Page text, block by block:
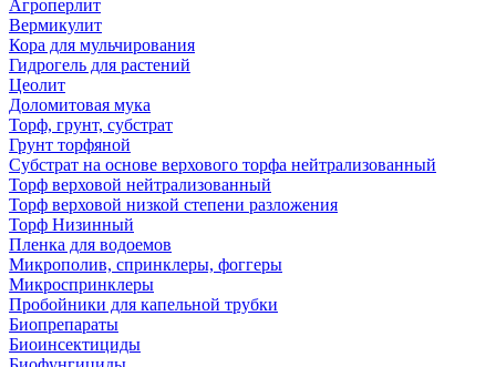
Агроперлит
Вермикулит
Кора для мульчирования
Гидрогель для растений
Цеолит
Доломитовая мука
Торф, грунт, субстрат
Грунт торфяной
Субстрат на основе верхового торфа нейтрализованный
Торф верховой нейтрализованный
Торф верховой низкой степени разложения
Торф Низинный
Пленка для водоемов
Микрополив, спринклеры, фоггеры
Микроспринклеры
Пробойники для капельной трубки
Биопрепараты
Биоинсектициды